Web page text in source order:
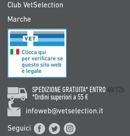
Club VetSelection
Marche
SPEDIZIONE GRATUITA* ENTRO 48/72h
*Ordini superiori a 55 €
infoweb@vetselection.it
Seguici